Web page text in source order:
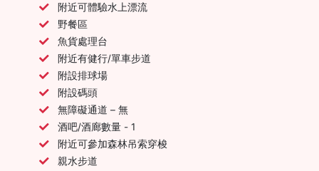
附近可體驗水上漂流
野餐區
魚貨處理台
附近有健行/單車步道
附設排球場
附設碼頭
無障礙通道 – 無
酒吧/酒廊數量 - 1
附近可參加森林吊索穿梭
親水步道